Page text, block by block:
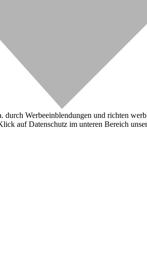
Werbeeinblendungen und richten
auf Datenschutz im unteren Bereich